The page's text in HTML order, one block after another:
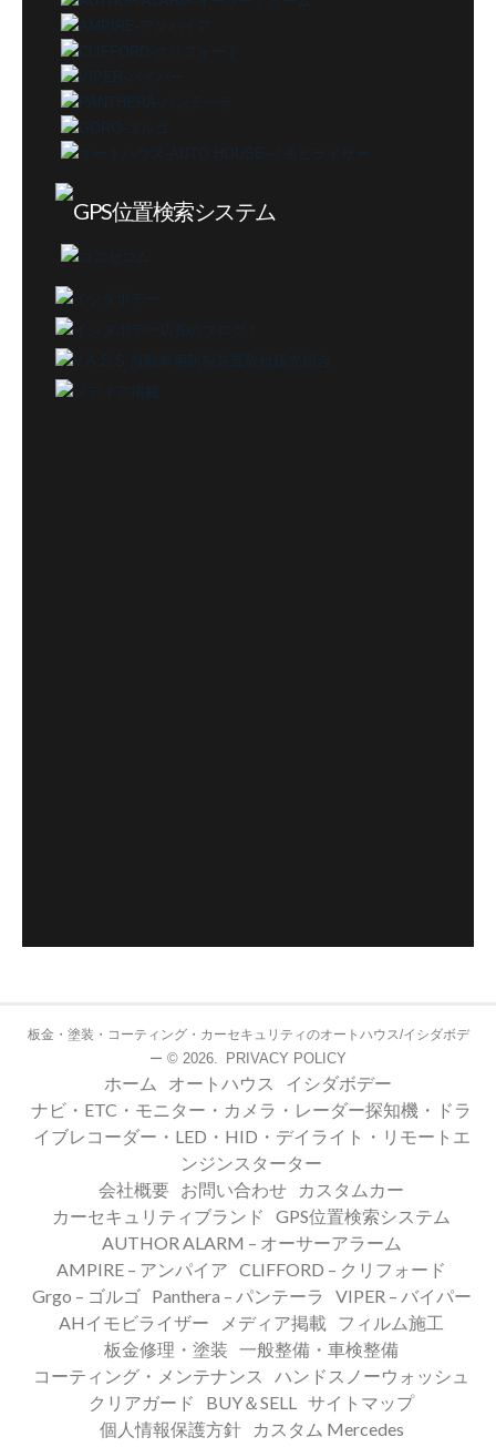
板金・塗装・コーティング・カーセキュリティのオートハウス/イシダボデ
ー © 2026. PRIVACY POLICY
ホーム オートハウス
イシダボデー
ナビ・ETC・モニター・カメラ・レーダー探知機・ドラ
イブレコーダー・LED・HID・デイライト・リモートエ
ンジンスターター
会社概要 お問い合わせ
カスタムカー
カーセキュリティブランド
GPS位置検索システム
AUTHOR ALARM – オーサーアラーム
AMPIRE – アンパイア CLIFFORD – クリフォード
Grgo – ゴルゴ
Panthera – パンテーラ
VIPER – バイパー
AHイモビライザー
メディア掲載
フィルム施工
板金修理・塗装 一般整備・車検整備
コーティング・メンテナンス
ハンドスノーウォッシュ
クリアガード
BUY＆SELL サイトマップ
個人情報保護方針
カスタム Mercedes